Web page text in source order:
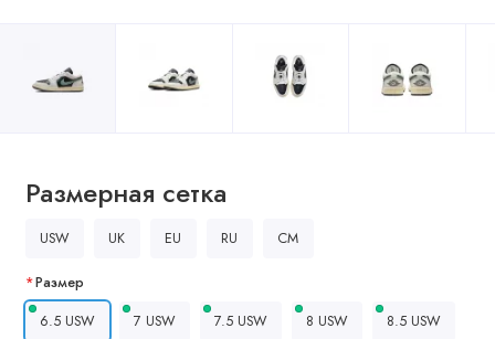
Размерная сетка
USW UK EU RU CM
Размер
6.5 USW
7 USW 7.5 USW 8 USW 8.5 USW